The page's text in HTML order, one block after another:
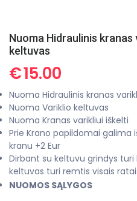
Nuoma Hidraulinis
keltuvas
€15.00
Nuoma Hidraulinis kranas
Nuoma Variklio keltuvas
Nuoma Kranas varikliui iškelti
Prie Krano papildomai galima
kranu +2 Eur
Dirbant su keltuvu grindys
keltuvas turi remtis visais
NUOMOS SĄLYGOS